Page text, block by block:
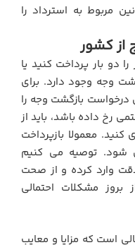
مربوط به استرداد را
از کشور
دو بار پرداخت کنید یا
وجه وجود دارد. برای
درخواست بازگشت وجه را
رخ داده باشد، باید از
معمولا بازپرداخت
شود. توصیه می‌ کنیم
وارد کرده و از صحت
مشکلات احتمالی
است که مزایا و معایب